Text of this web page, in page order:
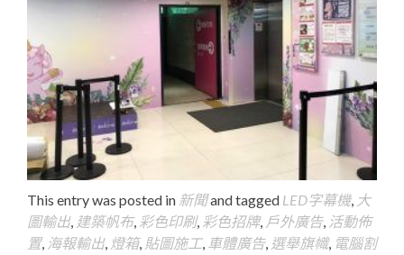
This entry was posted in 新聞and tagged LED字幕機, 大
圖輸出, 建築帆布, 彩色印刷, 彩色招牌, 戶外廣告, 活動佈
置, 海報輸出, 燈箱, 貼圖施工, 車體廣告, 選舉旗幟, 電腦割